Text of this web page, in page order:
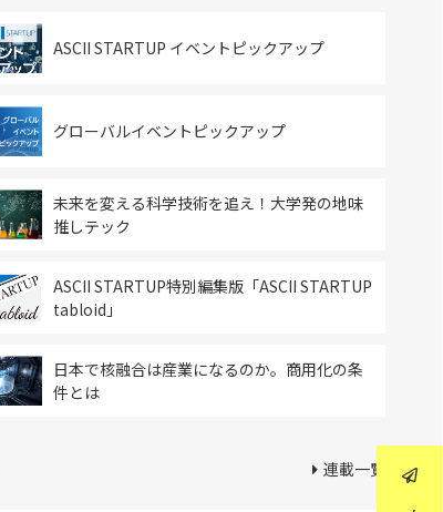
ASCII STARTUP イベントピックアップ
グローバルイベントピックアップ
未来を変える科学技術を追え！大学発の地味
推しテック
ASCII STARTUP特別編集版「ASCII STARTUP
tabloid」
日本で核融合は産業になるのか。商用化の条
件とは
連載一覧